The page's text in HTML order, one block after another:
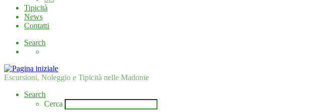
Tipicità
News
Contatti
Search
Escursioni, Noleggio e Tipicità nelle Madonie
Search
Cerca